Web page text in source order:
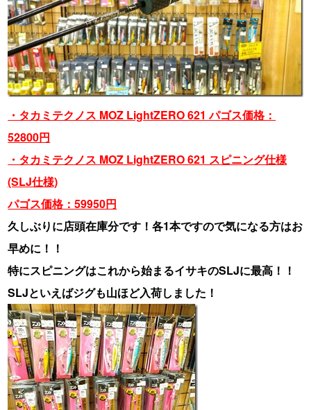
・タカミテクノス MOZ LightZERO 621 パゴス価格：
52800円
・タカミテクノス MOZ LightZERO 621 スピニング仕様
(SLJ仕様)
パゴス価格：59950円
久しぶりに店頭在庫分です！各1本ですので気になる方はお
早めに！！
特にスピニングはこれから始まるイサキのSLJに最高！！
SLJといえばジグも山ほど入荷しました！